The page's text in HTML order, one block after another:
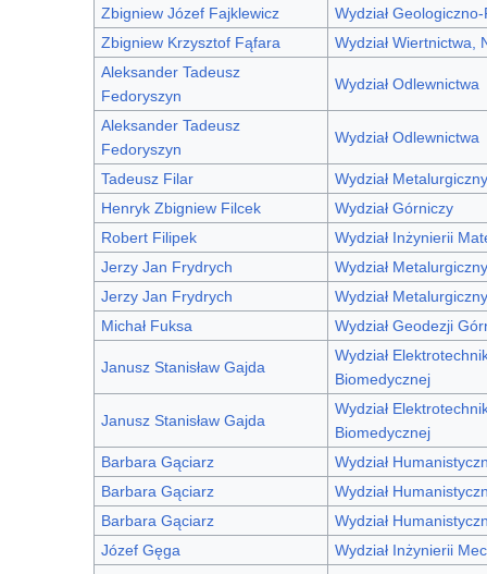
Zbigniew Józef Fajklewicz
Wydział
Zbigniew Krzysztof Fąfara
Wydział Wiertnictwa,
Aleksander Tadeusz
Fedoryszyn
Wydział Odlewnictwa
Aleksander Tadeusz
Fedoryszyn
Wydział Odlewnictwa
Tadeusz Filar
Wydział Metalurgiczny
Henryk Zbigniew Filcek
Wydział Górniczy
Robert Filipek
Wydział Inżynierii
Jerzy Jan Frydrych
Wydział Metalurgiczny
Jerzy Jan Frydrych
Wydział Metalurgiczny
Michał Fuksa
Wydział Geodezji
Janusz Stanisław Gajda
Wydział
Biomedycznej
Janusz Stanisław Gajda
Wydział
Biomedycznej
Barbara Gąciarz
Wydział
Barbara Gąciarz
Wydział
Barbara Gąciarz
Wydział
Józef Gęga
Wydział Inżynierii